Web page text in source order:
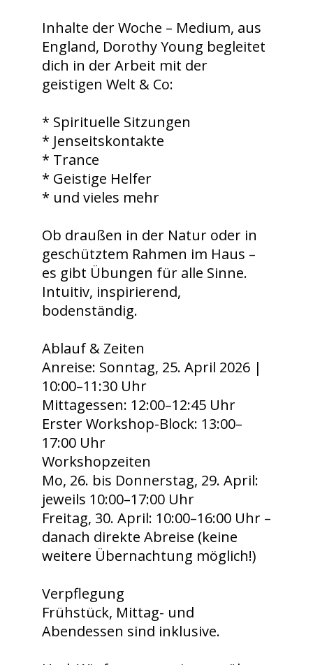
Inhalte der Woche – Medium, aus
England, Dorothy Young begleitet
dich in der Arbeit mit der
geistigen Welt & Co:
* Spirituelle Sitzungen
* Jenseitskontakte
* Trance
* Geistige Helfer
* und vieles mehr
Ob draußen in der Natur oder in
geschütztem Rahmen im Haus –
es gibt Übungen für alle Sinne.
Intuitiv, inspirierend,
bodenständig.
Ablauf & Zeiten
Anreise: Sonntag, 25. April 2026 |
10:00–11:30 Uhr
Mittagessen: 12:00–12:45 Uhr
Erster Workshop-Block: 13:00–
17:00 Uhr
Workshopzeiten
Mo, 26. bis Donnerstag, 29. April:
jeweils 10:00–17:00 Uhr
Freitag, 30. April: 10:00–16:00 Uhr –
danach direkte Abreise (keine
weitere Übernachtung möglich!)
Verpflegung
Frühstück, Mittag- und
Abendessen sind inklusive.